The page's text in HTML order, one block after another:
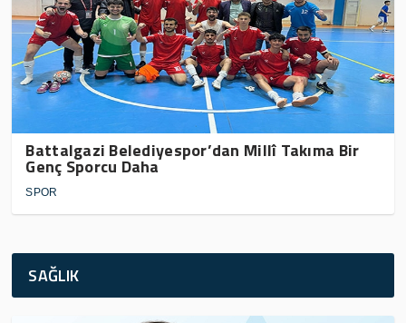
Battalgazi Belediyespor’dan Millî Takıma Bir
Genç Sporcu Daha
SPOR
SAĞLIK